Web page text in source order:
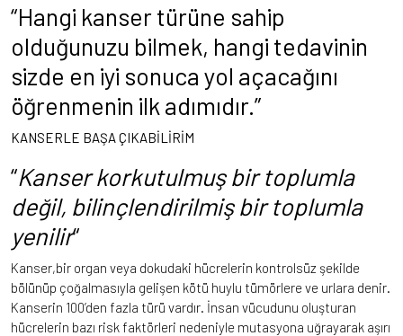
“Hangi kanser türüne sahip
olduğunuzu bilmek, hangi tedavinin
sizde en iyi sonuca yol açacağını
öğrenmenin ilk adımıdır.”
KANSERLE BAŞA ÇIKABİLİRİM
“Kanser korkutulmuş bir toplumla
değil, bilinçlendirilmiş bir toplumla
yenilir“
Kanser,bir organ veya dokudaki hücrelerin kontrolsüz şekilde
bölünüp çoğalmasıyla gelişen kötü huylu tümörlere ve urlara denir.
Kanserin 100’den fazla türü vardır. İnsan vücudunu oluşturan
hücrelerin bazı risk faktörleri nedeniyle mutasyona uğrayarak aşırı